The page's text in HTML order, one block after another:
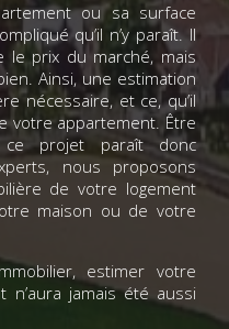
ou sa surface
qu’il n’y paraît. Il
le prix du marché, mais
Ainsi, une estimation
nécessaire, et ce, qu’il
votre appartement. Être
ce projet paraît donc
nous proposons
de votre logement
maison ou de votre
estimer votre
jamais été aussi